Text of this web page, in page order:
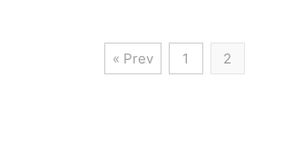
« Prev 1 2